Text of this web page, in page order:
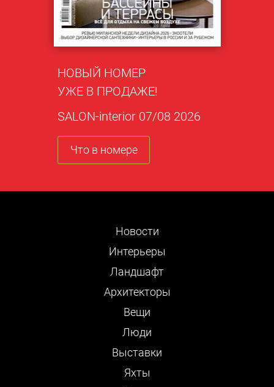
НОВЫЙ НОМЕР
УЖЕ В ПРОДАЖЕ!
SALON-interior 07/08 2026
Что в номере
Новости
Интерьеры
Ландшафт
Архитекторы
Вещи
Люди
Выставки
Яхты